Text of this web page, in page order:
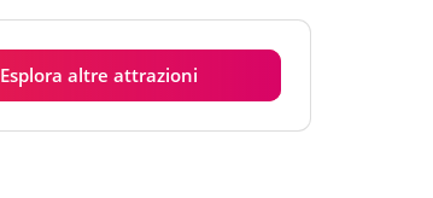
Esplora altre attrazioni